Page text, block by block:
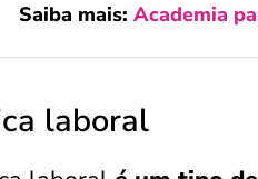
Saiba mais:Academia
laboral